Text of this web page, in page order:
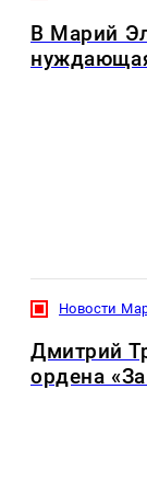
В Марий
Новости
Дмитрий
ордена